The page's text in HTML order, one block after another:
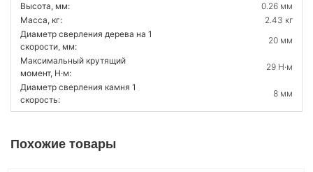
Высота, мм:
0.26 мм
Масса, кг:
2.43 кг
Диаметр сверления дерева на 1
скорости, мм:
20 мм
Максимальный крутящий
момент, Н·м:
29 Н·м
Диаметр сверления камня 1
скорость:
8 мм
Похожие товары